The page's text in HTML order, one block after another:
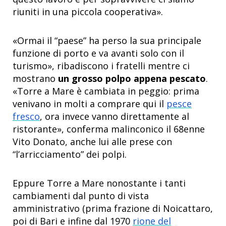
riuniti in una piccola cooperativa».
«Ormai il “paese” ha perso la sua principale
funzione di porto e va avanti solo con il
turismo», ribadiscono i fratelli mentre ci
mostrano un grosso polpo appena pescato.
«Torre a Mare è cambiata in peggio: prima
venivano in molti a comprare qui il pesce
fresco, ora invece vanno direttamente al
ristorante», conferma malinconico il 68enne
Vito Donato, anche lui alle prese con
“l’arricciamento” dei polpi.
Eppure Torre a Mare nonostante i tanti
cambiamenti dal punto di vista
amministrativo (prima frazione di Noicattaro,
poi di Bari e infine dal 1970 rione del